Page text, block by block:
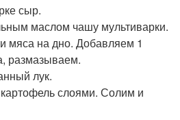
сыр.
маслом чашу мультиварки.
мяса на дно. Добавляем 1
размазываем.
лук.
слоями. Солим и